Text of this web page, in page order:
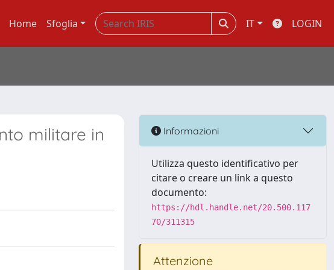
Home Sfoglia IT LOGIN
militare in
Informazioni
Utilizza questo identificativo per
citare o creare un link a questo
documento:
https://hdl.handle.net/20.500.117
70/311315
Attenzione